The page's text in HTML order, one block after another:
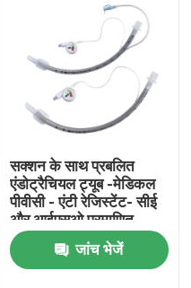
सक्शन के साथ प्रबलित
एंडोट्रैचियल ट्यूब -मेडिकल
पीवीसी - एंटी रेजिस्टेंट- सीई
और आईएसओ प्रमाणित
जांच भेजें